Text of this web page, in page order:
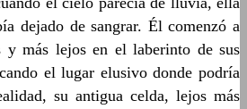
dejado de sangrar. Él comenzó a
y más lejos en el laberinto de sus
el lugar elusivo donde podría
su antigua celda, lejos más